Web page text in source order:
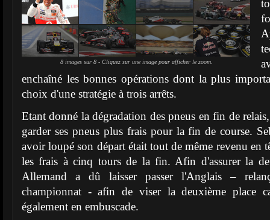
8 images sur 8 - Cliquez sur une image pour afficher le zoom.
enchaîné les bonnes opérations dont la plus
choix d'une stratégie à trois arrêts.
Etant donné la dégradation des pneus en fin de
garder ses pneus plus frais pour la fin de course.
avoir loupé son départ était tout de même revenu en
les frais à cinq tours de la fin. Afin d'assurer la
Allemand a dû laisser passer l'Anglais –
championnat - afin de viser la deuxième place
également en embuscade.